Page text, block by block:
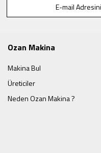
Ozan Makina
Makina Bul
Üreticiler
Neden Ozan Makina ?